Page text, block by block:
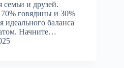
и друзей.
говядины и 30%
баланса
Начните…